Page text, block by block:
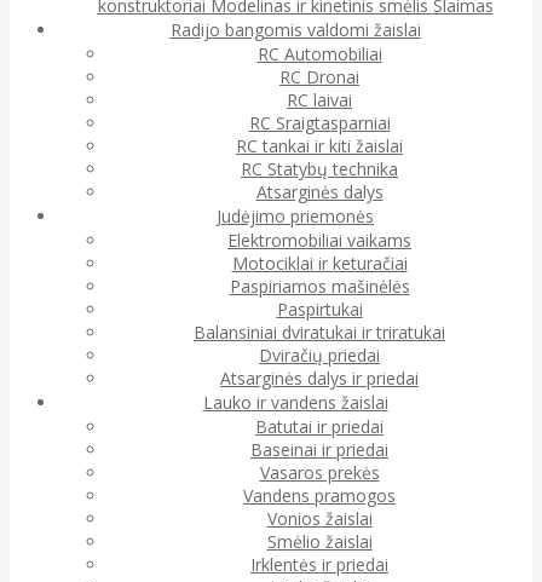
konstruktoriai Modelinas ir kinetinis smėlis Slaimas
Radijo bangomis valdomi žaislai
RC Automobiliai
RC Dronai
RC laivai
RC Sraigtasparniai
RC tankai ir kiti žaislai
RC Statybų technika
Atsarginės dalys
Judėjimo priemonės
Elektromobiliai vaikams
Motociklai ir keturačiai
Paspiriamos mašinėlės
Paspirtukai
Balansiniai dviratukai ir triratukai
Dviračių priedai
Atsarginės dalys ir priedai
Lauko ir vandens žaislai
Batutai ir priedai
Baseinai ir priedai
Vasaros prekės
Vandens pramogos
Vonios žaislai
Smėlio žaislai
Irklentės ir priedai